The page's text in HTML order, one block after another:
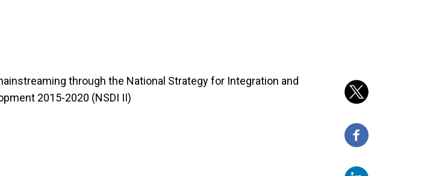
through the National Strategy for Integration and
2015-2020 (NSDI II)